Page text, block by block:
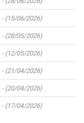
- (15/06/2026)
- (28/05/2026)
- (12/05/2026)
- (21/04/2026)
- (20/04/2026)
- (17/04/2026)